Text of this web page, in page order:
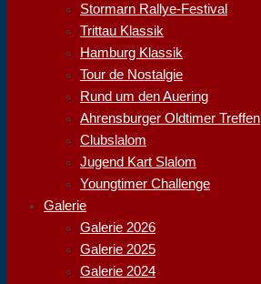
Stormarn Rallye-Festival
Trittau Klassik
Hamburg Klassik
Tour de Nostalgie
Rund um den Auering
Ahrensburger Oldtimer Treffen
Clubslalom
Jugend Kart Slalom
Youngtimer Challenge
Galerie
Galerie 2026
Galerie 2025
Galerie 2024